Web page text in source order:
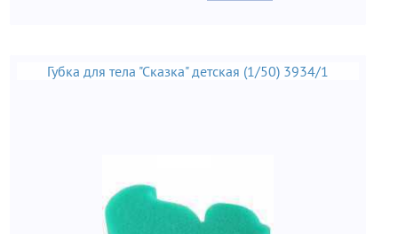
Губка для тела "Сказка" детская (1/50) 3934/1